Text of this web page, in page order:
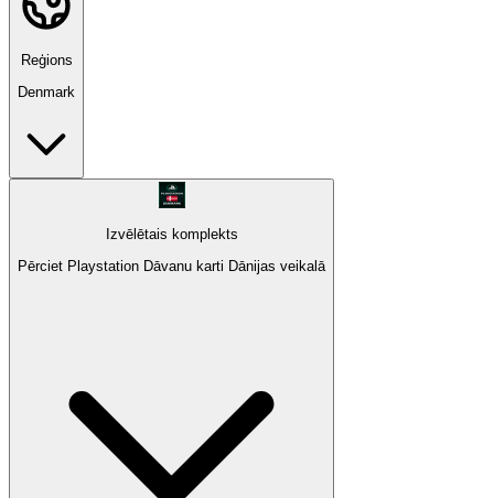
Reģions
Denmark
Izvēlētais komplekts
Pērciet Playstation Dāvanu karti Dānijas veikalā